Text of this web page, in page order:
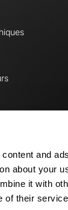
and
about your
it with
of their